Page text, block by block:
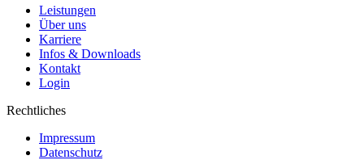
Leistungen
Über uns
Karriere
Infos & Downloads
Kontakt
Login
Rechtliches
Impressum
Datenschutz